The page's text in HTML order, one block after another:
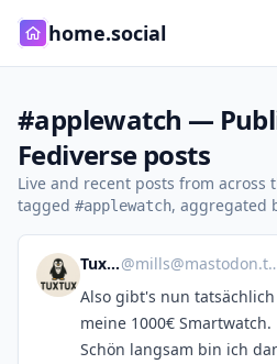
home.social
#applewatch —
Fediverse posts
Live and recent posts from across
tagged #applewatch, aggregated
TuxTux@mills@mastodon.tuxtux.eu
Also gibt's nun
meine 1000€ Smartwatch.
Schön langsam bin ich